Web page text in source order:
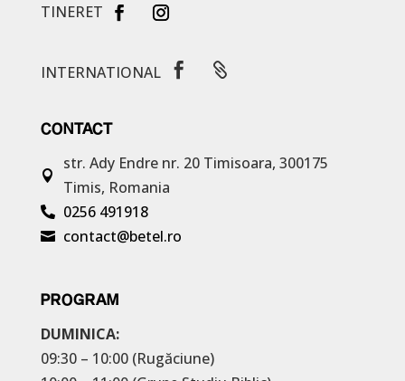
TINERET
INTERNATIONAL  
CONTACT

str. Ady Endre nr. 20 Timisoara, 300175
Timis, Romania
 0256 491918
 contact@betel.ro
PROGRAM
DUMINICA:
09:30 – 10:00 (Rugăciune)